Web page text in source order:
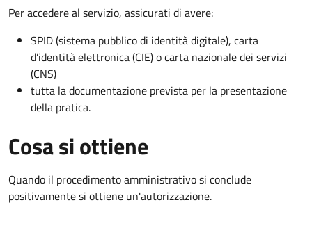
Per accedere al servizio, assicurati di avere:
SPID (sistema pubblico di identità digitale), carta
d’identità elettronica (CIE) o carta nazionale dei servizi
(CNS)
tutta la documentazione prevista per la presentazione
della pratica.
Cosa si ottiene
Quando il procedimento amministrativo si conclude
positivamente si ottiene un'autorizzazione.